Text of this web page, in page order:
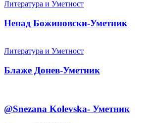
Литература и Уметност
Ненад Божиновски-Уметник
Литература и Уметност
Блаже Донев-Уметник
@Snezana Kolevska- Уметник